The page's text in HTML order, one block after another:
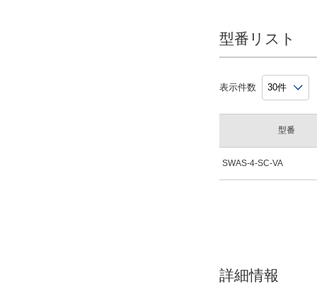
型番リスト
表示件数
型番
SWAS-4-SC-VA
詳細情報